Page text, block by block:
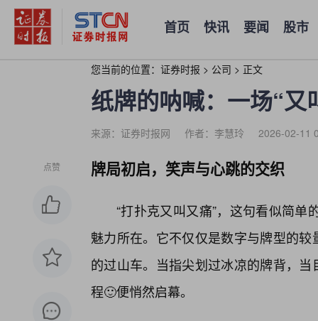
首页 快讯 要闻 股市
您当前的位置： 证券时报 > 公司 > 正文
纸牌的呐喊：一场“又
来源：证券时报网 作者：李慧玲 2026-02-11
点赞 牌局初启，笑声与心跳的交织
“打扑克又叫又痛”，这句看似简
魅力所在。它不仅仅是数字与牌型的
的过山车。当指尖划过冰凉的牌背，
程🙂便悄然启幕。